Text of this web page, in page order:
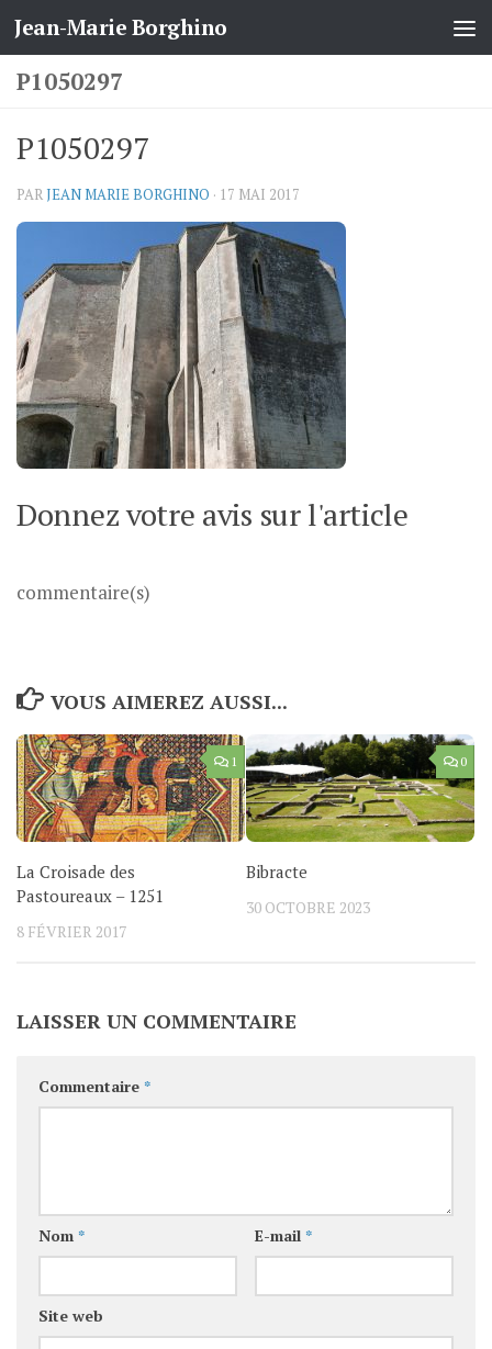
Skip to content
Jean-Marie Borghino
P1050297
P1050297
PARJEAN MARIE BORGHINO · 17 MAI 2017
Donnez votre avis sur l'article
commentaire(s)
VOUS AIMEREZ AUSSI...
1
La Croisade des
Pastoureaux – 1251
8 FÉVRIER 2017
0
Bibracte
30 OCTOBRE 2023
LAISSER UN COMMENTAIRE
Commentaire *
Nom * E-mail *
Site web